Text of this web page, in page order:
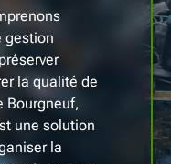
gestion
la qualité de
Bourgneuf,
une solution
la